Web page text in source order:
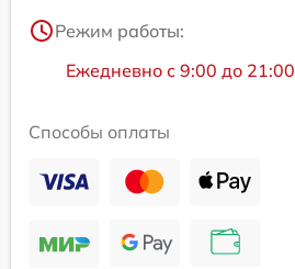
Режим работы:
Ежедневно с 9:00 до 21:00
Способы оплаты